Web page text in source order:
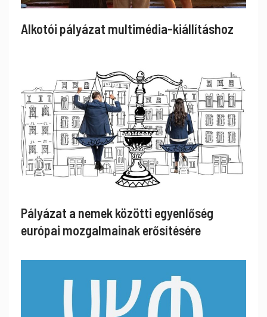
Alkotói pályázat multimédia-kiállításhoz
Pályázat a nemek közötti egyenlőség
európai mozgalmainak erősítésére